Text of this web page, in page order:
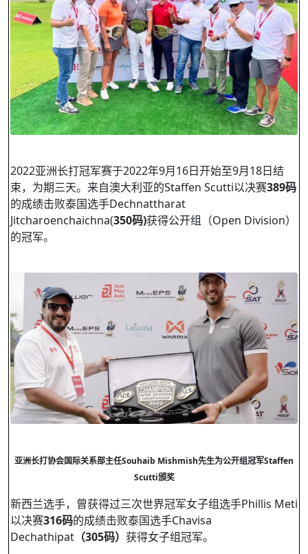
2022亚洲长打冠军赛于2022年9月16日开始至9月18日结
束，为期三天。来自澳大利亚的Staffen Scutti以决赛389码
的成绩击败泰国选手Dechnattharat
Jitcharoenchaichna(350码)获得公开组（Open Division）
的冠军。
亚洲长打协会国际关系部主任Souhaib Mishmish先生为公开组冠军Staffen
Scutti颁奖
新西兰选手，曾获得过三次世界冠军女子组选手Phillis Meti
以决赛316码的成绩击败泰国选手Chavisa
Dechathipat （305码） 获得女子组冠军。